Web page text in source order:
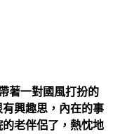
著一對國風打扮的
興趣思，內在的事
的老伴侶了，熱忱地